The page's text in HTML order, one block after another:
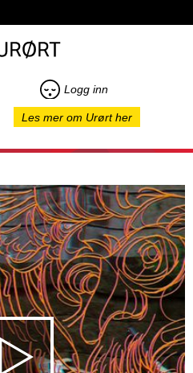
Logg inn
Les mer om Urørt her